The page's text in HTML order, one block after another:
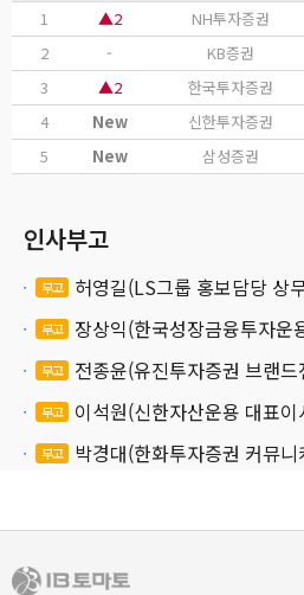
1 ▲2 NH투자증권
2
- KB증권
3
▲2 한국투자증권
4
New 신한투자증권
5
New 삼성증권
인사부고
부고 허영길(LS그룹 홍보담당 상
부고 장상익(한국성장금융투자운
부고 전종윤(유진투자증권 브랜
부고 이석원(신한자산운용 대표
부고 박경대(한화투자증권 커뮤